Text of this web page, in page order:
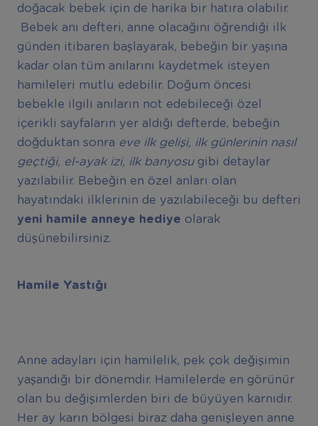
doğacak bebek için de harika bir hatıra olabilir.
Bebek anı defteri, anne olacağını öğrendiği ilk
günden itibaren başlayarak, bebeğin bir yaşına
kadar olan tüm anılarını kaydetmek isteyen
hamileleri mutlu edebilir. Doğum öncesi
bebekle ilgili anıların not edebileceği özel
içerikli sayfaların yer aldığı defterde, bebeğin
doğduktan sonra eve ilk gelişi, ilk günlerinin nasıl
geçtiği, el-ayak izi, ilk banyosu gibi detaylar
yazılabilir. Bebeğin en özel anları olan
hayatındaki ilklerinin de yazılabileceği bu defteri
yeni hamile anneye hediye olarak
düşünebilirsiniz.
Hamile Yastığı
Anne adayları için hamilelik, pek çok değişimin
yaşandığı bir dönemdir. Hamilelerde en görünür
olan bu değişimlerden biri de büyüyen karnıdır.
Her ay karın bölgesi biraz daha genişleyen anne